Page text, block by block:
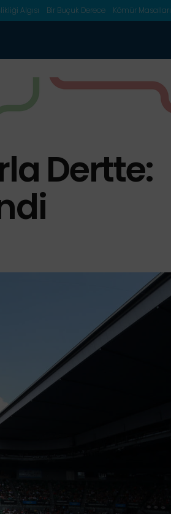
Algısı Bir Buçuk Derece Kömür Masalları
Dertte: